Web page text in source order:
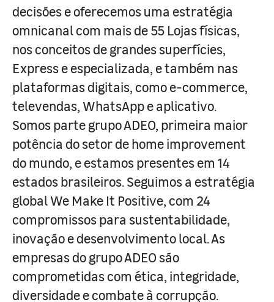
decisões e oferecemos uma estratégia
omnicanal com mais de 55 Lojas físicas,
nos conceitos de grandes superfícies,
Express e especializada, e também nas
plataformas digitais, como e-commerce,
televendas, WhatsApp e aplicativo.
Somos parte grupo ADEO, primeira maior
potência do setor de home improvement
do mundo, e estamos presentes em 14
estados brasileiros. Seguimos a estratégia
global We Make It Positive, com 24
compromissos para sustentabilidade,
inovação e desenvolvimento local. As
empresas do grupo ADEO são
comprometidas com ética, integridade,
diversidade e combate à corrupção.